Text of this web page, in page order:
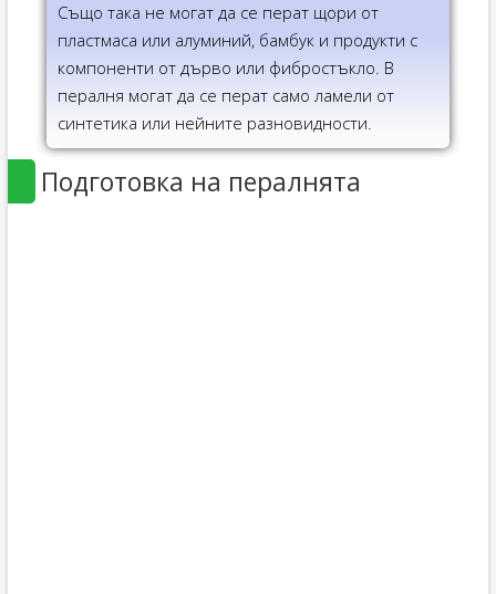
Също така не могат да се перат щори от
пластмаса или алуминий, бамбук и продукти с
компоненти от дърво или фибростъкло. В
пералня могат да се перат само ламели от
синтетика или нейните разновидности.
Подготовка на пералнята